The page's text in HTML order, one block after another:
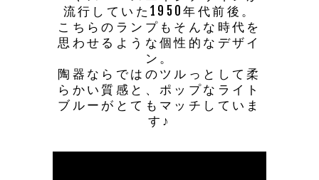
流行していた1950年代前後。
こちらのランプもそんな時代を
思わせるような個性的なデザイ
ン。
陶器ならではのツルっとして柔
らかい質感と、ポップなライト
ブルーがとてもマッチしていま
す♪